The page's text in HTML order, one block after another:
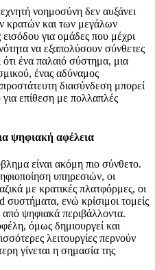
νοημοσύνη δεν αυξάνει
κρατών και των μεγάλων
για ομάδες που μέχρι
να εξαπολύσουν σύνθετες
ένα παλαιό σύστημα, μια
ένας αδύναμος
διασύνδεση μπορεί
επίθεση με πολλαπλές
ψηφιακή αφέλεια
είναι ακόμη πιο σύνθετο.
υπηρεσιών, οι
με κρατικές πλατφόρμες, οι
συστήματα, ενώ κρίσιμοι τομείς
από ψηφιακά περιβάλλοντα.
όμως δημιουργεί και
λειτουργίες περνούν
γίνεται η σημασία της